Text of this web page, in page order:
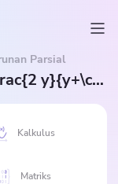
Parsial
\frac{\partial}{\partial x}\left[\frac{2 y}{y+\cos x}\right]
Kalkulus
Matriks